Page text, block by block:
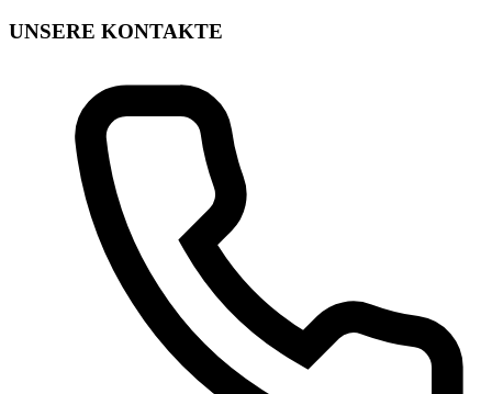
UNSERE KONTAKTE